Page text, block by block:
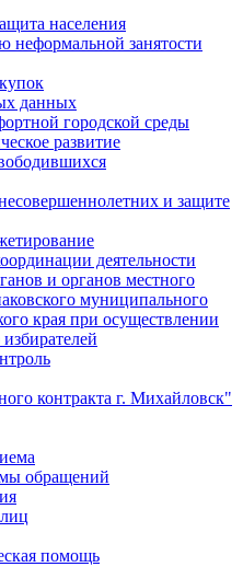
населения
неформальной занятости
данных
городской среды
развитие
и защите
деятельности
и органов местного
муниципального
края при осуществлении
контракта г. Михайловск"
обращений
помощь